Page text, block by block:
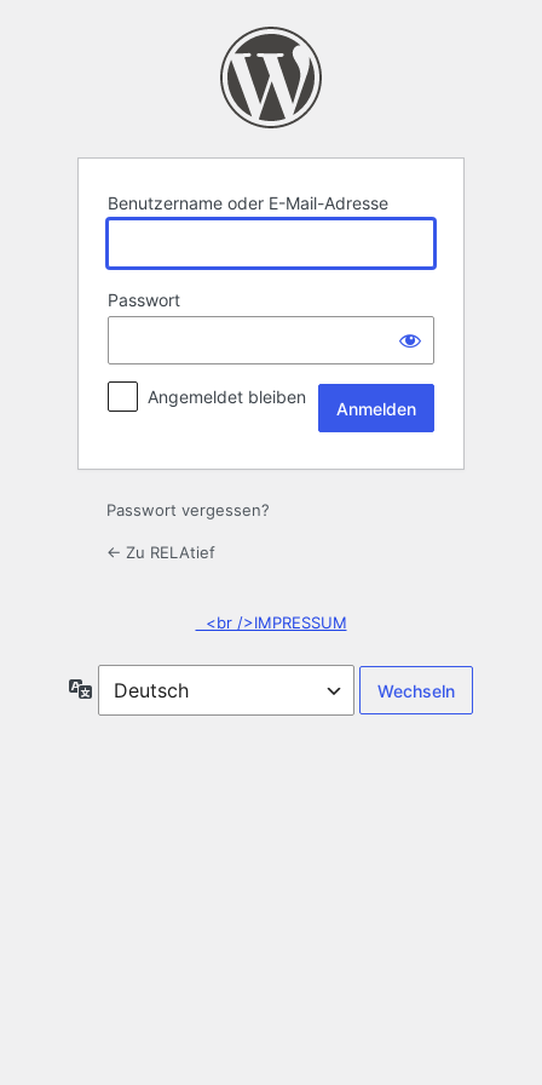
Benutzername oder E-Mail-Adresse
Passwort
Angemeldet bleiben
Passwort vergessen?
← Zu RELAtief
<br />IMPRESSUM
Sprache